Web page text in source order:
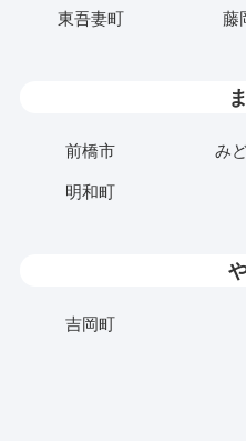
東吾妻町 藤
前橋市 み
明和町
吉岡町